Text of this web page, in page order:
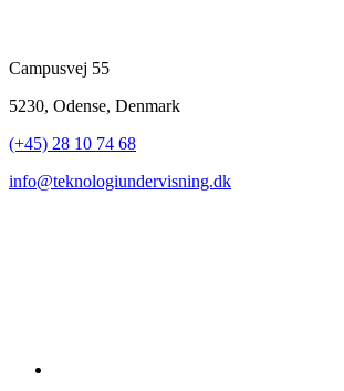
Campusvej 55
5230, Odense, Denmark
(+45) 28 10 74 68
info@teknologiundervisning.dk